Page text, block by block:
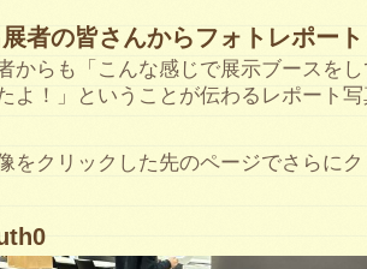
展者の皆さんからフォトレポー
からも「こんな感じで展示ブースを
よ！」ということが伝わるレポート
をクリックした先のページでさらに